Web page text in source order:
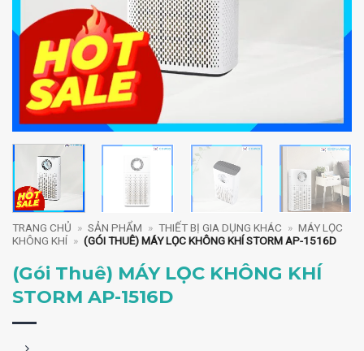
TRANG CHỦ » SẢN PHẨM » THIẾT BỊ GIA DỤNG KHÁC » MÁY LỌC
KHÔNG KHÍ » (GÓI THUÊ) MÁY LỌC KHÔNG KHÍ STORM AP-1516D
(Gói Thuê) MÁY LỌC KHÔNG KHÍ
STORM AP-1516D